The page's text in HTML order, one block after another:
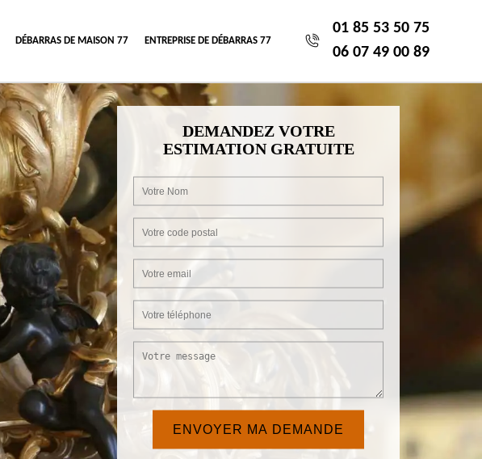
DÉBARRAS DE MAISON 77 ENTREPRISE DE DÉBARRAS 77
01 85 53 50 75
06 07 49 00 89
DEMANDEZ VOTRE
ESTIMATION GRATUITE